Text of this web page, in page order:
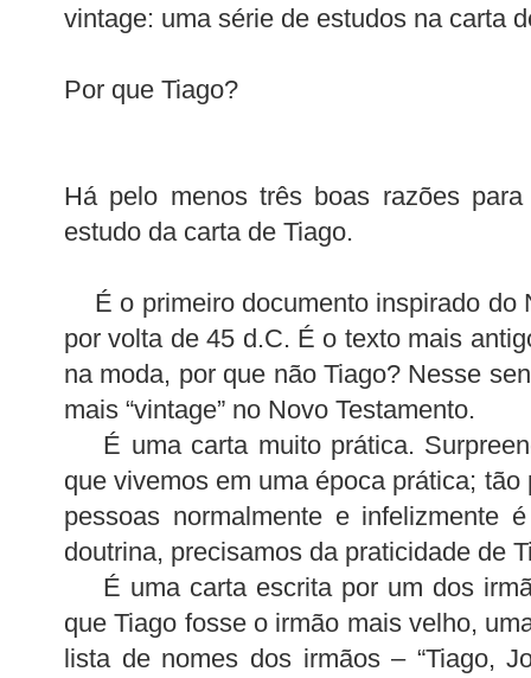
vintage: uma série de estudos na carta
Por que Tiago?
Há pelo menos três boas razões
estudo da carta de Tiago.
É o primeiro documento inspirado do
por volta de 45 d.C. É o texto mais
na moda, por que não Tiago? Nesse
mais “vintage” no Novo Testamento.
É uma carta muito prática.
que vivemos em uma época prática;
pessoas normalmente e infelizmente
doutrina, precisamos da praticidade de
É uma carta escrita por um dos
que Tiago fosse o irmão mais velho,
lista de nomes dos irmãos – “Tiago,